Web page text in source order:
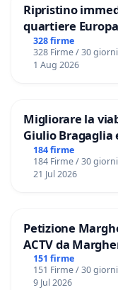
Ripristino
quartiere
328 firme
328 Firme / 30 giorni
1 Aug 2026
Migliorare la
Giulio Bragaglia
ROMA
184 firme
184 Firme / 30 giorni
21 Jul 2026
Petizione
ACTV da
Marco Polo
151 firme
151 Firme / 30 giorni
9 Jul 2026